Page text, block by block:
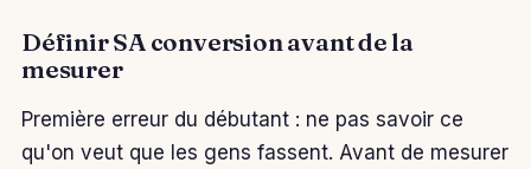
Définir SA conversion avant de la
mesurer
Première erreur du débutant : ne pas savoir ce
qu'on veut que les gens fassent. Avant de mesurer